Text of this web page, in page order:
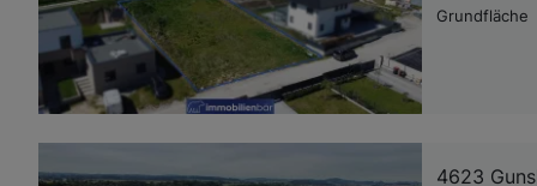
Grundfläche
4623